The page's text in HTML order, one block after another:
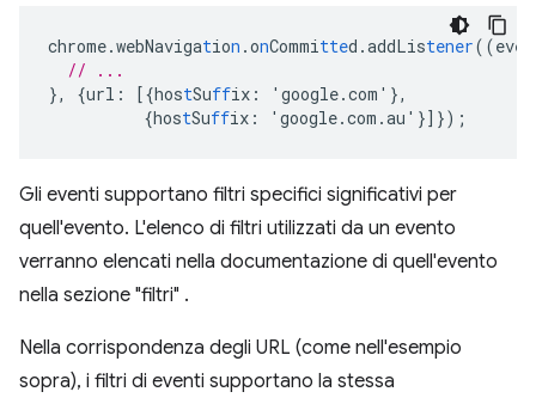
chrome.webNavigation .onCommitted.addListener((eve
// ...
},
{url : [{hostSuffix : 'google.com' },
{hostSuffix : 'google.com.au' }]});
Gli eventi supportano filtri specifici significativi per
quell'evento. L'elenco di filtri utilizzati da un evento
verranno elencati nella documentazione di quell'evento
nella sezione "filtri" .
Nella corrispondenza degli URL (come nell'esempio
sopra), i filtri di eventi supportano la stessa